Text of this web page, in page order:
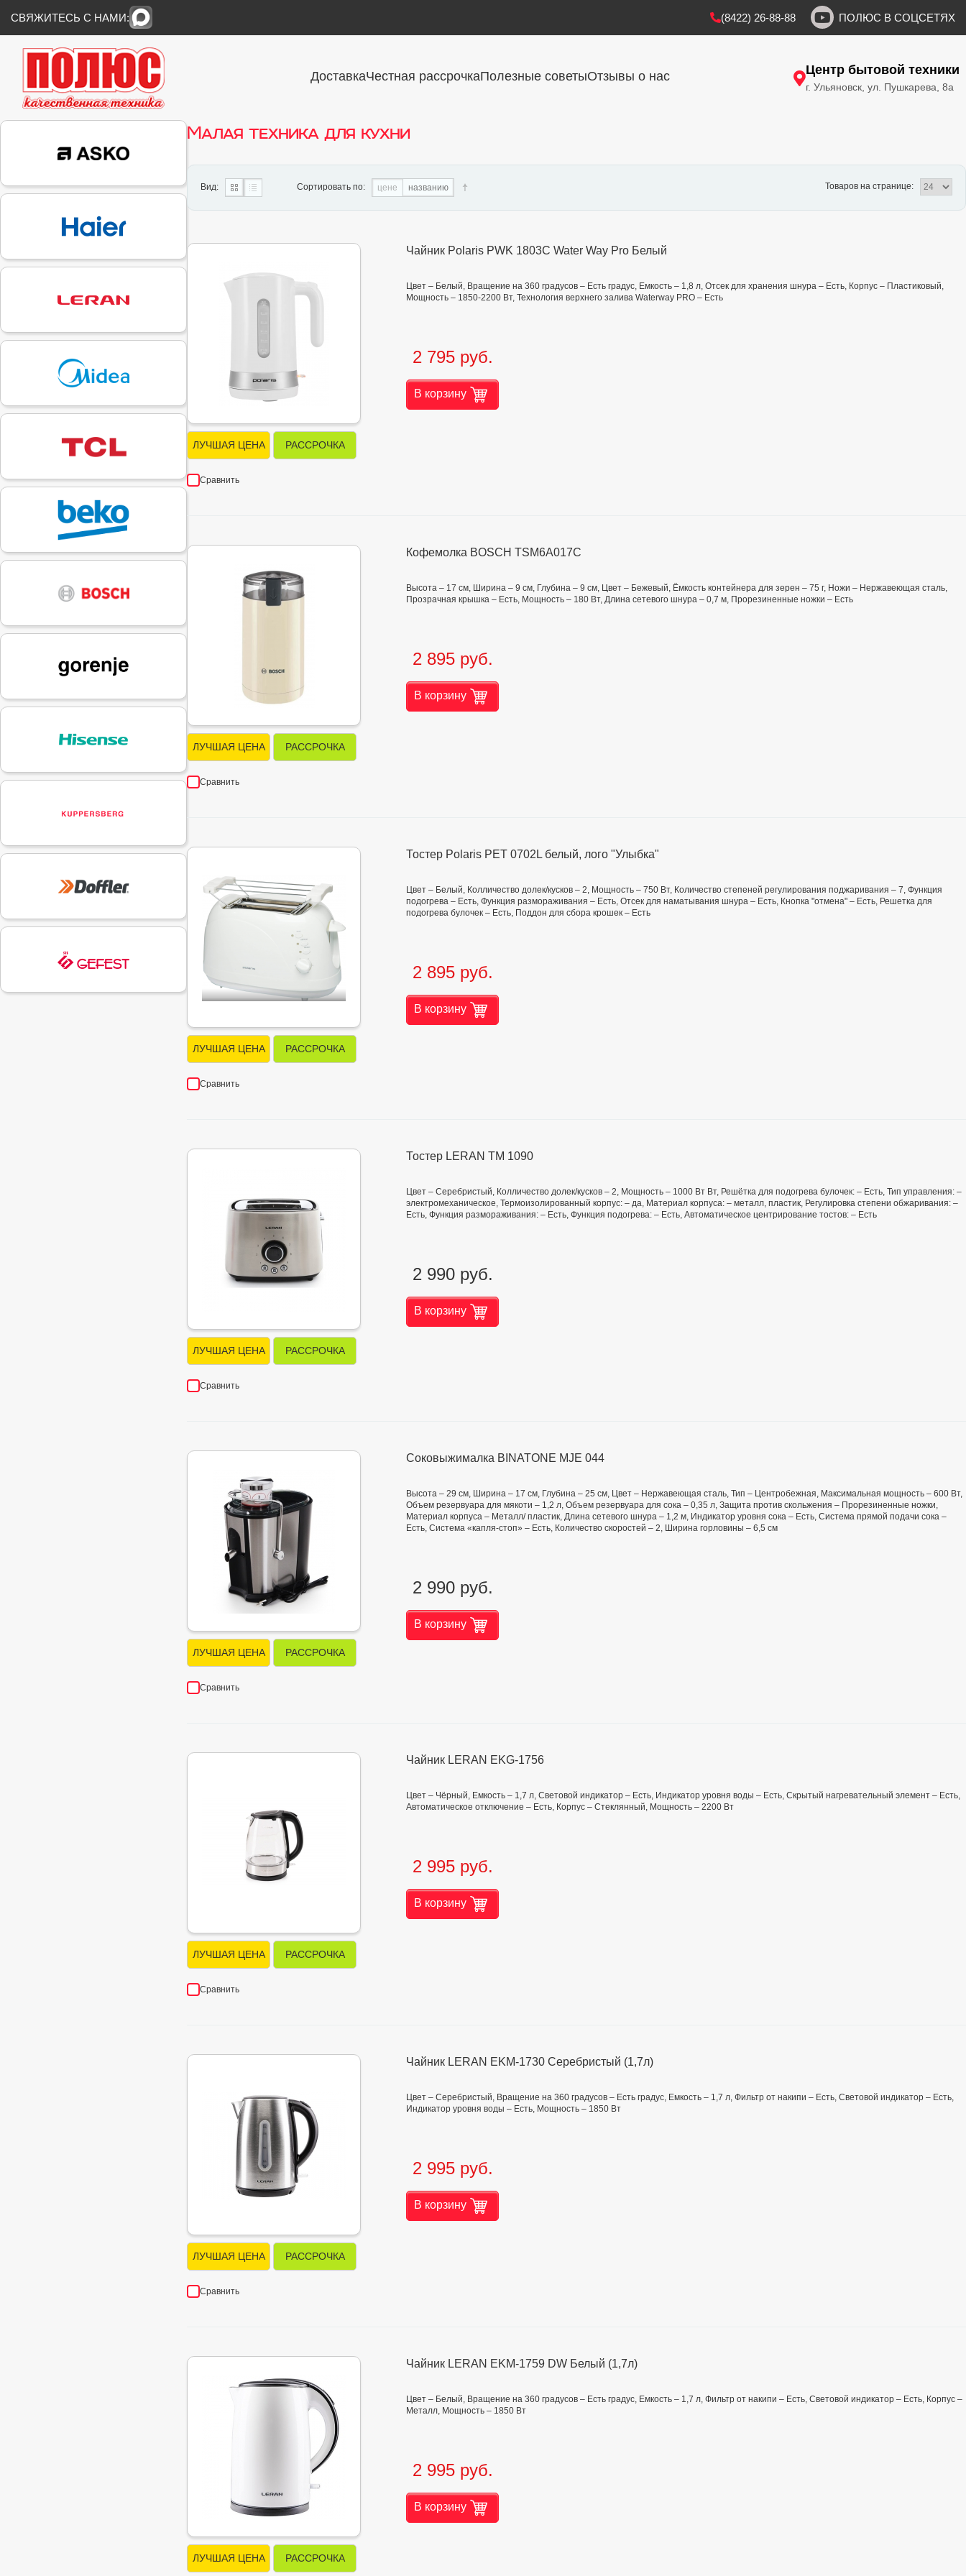
СВЯЖИТЕСЬ С НАМИ: (8422) 26-88-88 ПОЛЮС В СОЦСЕТЯХ
ДоставкаЧестная рассрочкаПолезные советыОтзывы о нас Центр бытовой техники
г. Ульяновск, ул. Пушкарева, 8а
Малая техника для кухни
Вид: Сортировать по: цене названию Товаров на странице:
ЛУЧШАЯ ЦЕНА РАССРОЧКА
Сравнить
Чайник Polaris PWK 1803C Water Way Pro Белый
Цвет – Белый, Вращение на 360 градусов – Есть градус, Емкость – 1,8 л, Отсек для хранения шнура – Есть, Корпус – Пластиковый,
Мощность – 1850-2200 Вт, Технология верхнего залива Waterway PRO – Есть
2 795 руб.
В корзину
ЛУЧШАЯ ЦЕНА РАССРОЧКА
Сравнить
Кофемолка BOSCH TSM6A017C
Высота – 17 см, Ширина – 9 см, Глубина – 9 см, Цвет – Бежевый, Ёмкость контейнера для зерен – 75 г, Ножи – Нержавеющая сталь,
Прозрачная крышка – Есть, Мощность – 180 Вт, Длина сетевого шнура – 0,7 м, Прорезиненные ножки – Есть
2 895 руб.
В корзину
ЛУЧШАЯ ЦЕНА РАССРОЧКА
Сравнить
Тостер Polaris PET 0702L белый, лого "Улыбка"
Цвет – Белый, Колличество долек/кусков – 2, Мощность – 750 Вт, Количество степеней регулирования поджаривания – 7, Функция
подогрева – Есть, Функция размораживания – Есть, Отсек для наматывания шнура – Есть, Кнопка "отмена" – Есть, Решетка для
подогрева булочек – Есть, Поддон для сбора крошек – Есть
2 895 руб.
В корзину
ЛУЧШАЯ ЦЕНА РАССРОЧКА
Сравнить
Тостер LERAN TM 1090
Цвет – Серебристый, Колличество долек/кусков – 2, Мощность – 1000 Вт Вт, Решётка для подогрева булочек: – Есть, Тип управления: –
электромеханическое, Термоизолированный корпус: – да, Материал корпуса: – металл, пластик, Регулировка степени обжаривания: –
Есть, Функция размораживания: – Есть, Функция подогрева: – Есть, Автоматическое центрирование тостов: – Есть
2 990 руб.
В корзину
ЛУЧШАЯ ЦЕНА РАССРОЧКА
Сравнить
Соковыжималка BINATONE MJE 044
Высота – 29 см, Ширина – 17 см, Глубина – 25 см, Цвет – Нержавеющая сталь, Тип – Центробежная, Максимальная мощность – 600 Вт,
Объем резервуара для мякоти – 1,2 л, Объем резервуара для сока – 0,35 л, Защита против скольжения – Прорезиненные ножки,
Материал корпуса – Металл/ пластик, Длина сетевого шнура – 1,2 м, Индикатор уровня сока – Есть, Система прямой подачи сока –
Есть, Система «капля-стоп» – Есть, Количество скоростей – 2, Ширина горловины – 6,5 см
2 990 руб.
В корзину
ЛУЧШАЯ ЦЕНА РАССРОЧКА
Сравнить
Чайник LERAN EKG-1756
Цвет – Чёрный, Емкость – 1,7 л, Световой индикатор – Есть, Индикатор уровня воды – Есть, Скрытый нагревательный элемент – Есть,
Автоматическое отключение – Есть, Корпус – Стеклянный, Мощность – 2200 Вт
2 995 руб.
В корзину
ЛУЧШАЯ ЦЕНА РАССРОЧКА
Сравнить
Чайник LERAN EKM-1730 Серебристый (1,7л)
Цвет – Серебристый, Вращение на 360 градусов – Есть градус, Емкость – 1,7 л, Фильтр от накипи – Есть, Световой индикатор – Есть,
Индикатор уровня воды – Есть, Мощность – 1850 Вт
2 995 руб.
В корзину
ЛУЧШАЯ ЦЕНА РАССРОЧКА
Чайник LERAN EKM-1759 DW Белый (1,7л)
Цвет – Белый, Вращение на 360 градусов – Есть градус, Емкость – 1,7 л, Фильтр от накипи – Есть, Световой индикатор – Есть, Корпус –
Металл, Мощность – 1850 Вт
2 995 руб.
В корзину